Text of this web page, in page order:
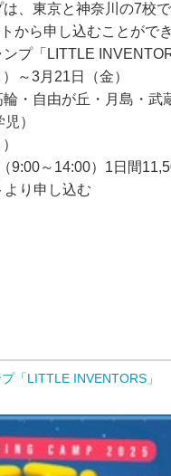
、東京と神奈川の7校
から申し込むことができ
プ「LITTLE
～3月21日（金）
・自由が丘・月島・武
）
9:00～14:00）1日間
り申し込む
「LITTLE INVENTORS」